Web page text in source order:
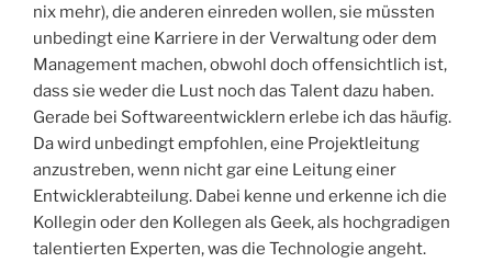
nix mehr), die anderen einreden wollen, sie müssten
unbedingt eine Karriere in der Verwaltung oder dem
Management machen, obwohl doch offensichtlich ist,
dass sie weder die Lust noch das Talent dazu haben.
Gerade bei Softwareentwicklern erlebe ich das häufig.
Da wird unbedingt empfohlen, eine Projektleitung
anzustreben, wenn nicht gar eine Leitung einer
Entwicklerabteilung. Dabei kenne und erkenne ich die
Kollegin oder den Kollegen als Geek, als hochgradigen
talentierten Experten, was die Technologie angeht.